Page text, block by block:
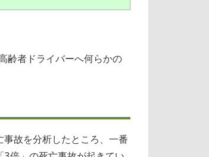
齢者ドライバーへ何らかの
故を分析したところ、一番